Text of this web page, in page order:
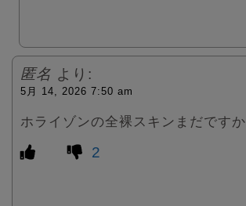
匿名 より:
5月 14, 2026 7:50 am
ホライゾンの全裸スキンまだですか
2